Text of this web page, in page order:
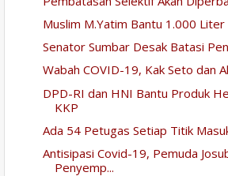
Muslim M.Yatim Bantu 1.000 Liter
Senator Sumbar Desak Batasi
Wabah COVID-19, Kak Seto dan
DPD-RI dan HNI Bantu Produk
KKP
Ada 54 Petugas Setiap Titik
Antisipasi Covid-19, Pemuda
Penyemp...